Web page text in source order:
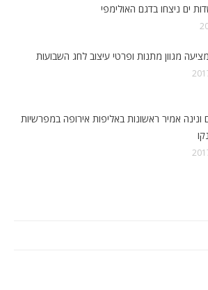
ים ניצחו בדגם האולימפי
מגוון מתנות ופרטי עיצוב לחג השבועות
ונינה אמיר ראשונות באליפות אירופה במפרשיות